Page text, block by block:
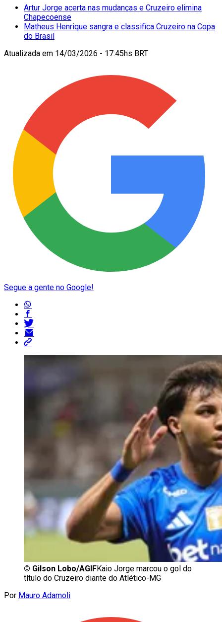
Artur Jorge acerta nas mudanças e Cruzeiro elimina
Chapecoense
Matheus Henrique sangra e classifica Cruzeiro na Copa
do Brasil
Atualizada em 14/03/2026 - 17:45hs BRT
Segue a gente no Google!
© Gilson Lobo/AGIFKaio Jorge marcou o gol do
título do Cruzeiro diante do Atlético-MG
Por Mauro Adamoli